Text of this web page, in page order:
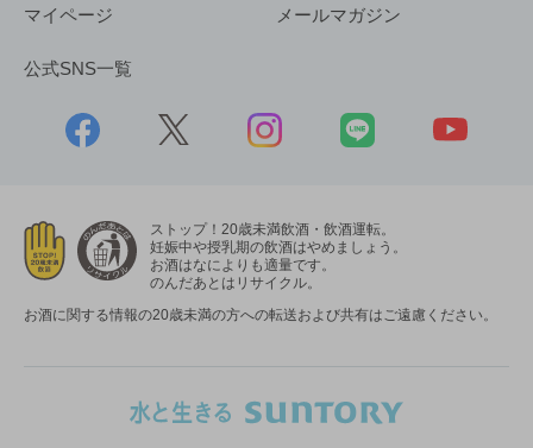
マイページ メールマガジン
公式SNS一覧
ストップ！20歳未満飲酒・飲酒運転。
妊娠中や授乳期の飲酒はやめましょう。
お酒はなによりも適量です。
のんだあとはリサイクル。
お酒に関する情報の20歳未満の方への転送および共有はご遠慮ください。